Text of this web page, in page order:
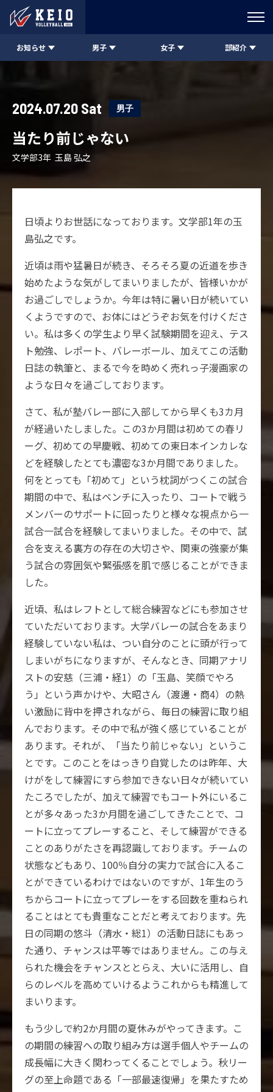
お知らせ 男子 女子 部紹介
2024.07.20 Sat 男子
当たり前じゃない
文学部3年 玉島 弘之
日頃よりお世話になっております。文学部1年の玉
島弘之です。
近頃は雨や猛暑日が続き、そろそろ夏の近道を歩き
始めたような気がしてまいりましたが、皆様いかが
お過ごしでしょうか。今年は特に暑い日が続いてい
くようですので、お体にはどうぞお気を付けくださ
い。私は多くの学生より早く試験期間を迎え、テス
ト勉強、レポート、バレーボール、加えてこの活動
日誌の執筆と、まるで今を時めく売れっ子漫画家の
ような日々を過ごしております。
さて、私が塾バレー部に入部してから早くも3カ月
が経過いたしました。この3か月間は初めての春リ
ーグ、初めての早慶戦、初めての東日本インカレな
どを経験したとても濃密な3か月間でありました。
何をとっても「初めて」という枕詞がつくこの試合
期間の中で、私はベンチに入ったり、コートで戦う
メンバーのサポートに回ったりと様々な視点から一
試合一試合を経験してまいりました。その中で、試
合を支える裏方の存在の大切さや、関東の強豪が集
う試合の雰囲気や緊張感を肌で感じることができま
した。
近頃、私はレフトとして総合練習などにも参加させ
ていただいております。大学バレーの試合をあまり
経験していない私は、つい自分のことに頭が行って
しまいがちになりますが、そんなとき、同期アナリ
ストの安慈（三浦・経1）の「玉島、笑顔でやろ
う」という声かけや、大昭さん（渡邊・商4）の熱
い激励に背中を押されながら、毎日の練習に取り組
んでおります。その中で私が強く感じていることが
あります。それが、「当たり前じゃない」というこ
とです。このことをはっきり自覚したのは昨年、大
けがをして練習にすら参加できない日々が続いてい
たころでしたが、加えて練習でもコート外にいるこ
とが多々あった3か月間を過ごしてきたことで、コ
ートに立ってプレーすること、そして練習ができる
ことのありがたさを再認識しております。チームの
状態などもあり、100％自分の実力で試合に入るこ
とができているわけではないのですが、1年生のう
ちからコートに立ってプレーをする回数を重ねられ
ることはとても貴重なことだと考えております。先
日の同期の悠斗（清水・総1）の活動日誌にもあっ
た通り、チャンスは平等ではありません。この与え
られた機会をチャンスととらえ、大いに活用し、自
らのレベルを高めていけるようこれからも精進して
まいります。
もう少しで約2か月間の夏休みがやってきます。こ
の期間の練習への取り組み方は選手個人やチームの
成長幅に大きく関わってくることでしょう。秋リー
グの至上命題である「一部最速復帰」を果たすため